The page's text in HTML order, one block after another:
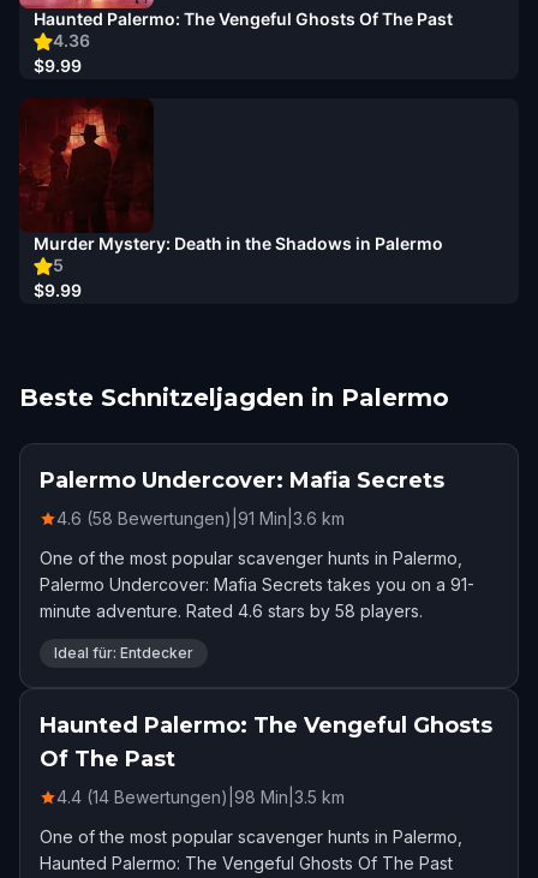
4.36
Haunted Palermo: The Vengeful Ghosts Of The Past
$9.99
5
Murder Mystery: Death in the Shadows in Palermo
$9.99
Beste Schnitzeljagden in Palermo
Palermo Undercover: Mafia Secrets
4.6 (58 Bewertungen) 91 Min 3.6 km
One of the most popular scavenger hunts in Palermo,
Palermo Undercover: Mafia Secrets takes you on a 91-
minute adventure. Rated 4.6 stars by 58 players.
Ideal für: Entdecker
Haunted Palermo: The Vengeful Ghosts
Of The Past
4.4 (14 Bewertungen) 98 Min 3.5 km
One of the most popular scavenger hunts in Palermo,
Haunted Palermo: The Vengeful Ghosts Of The Past